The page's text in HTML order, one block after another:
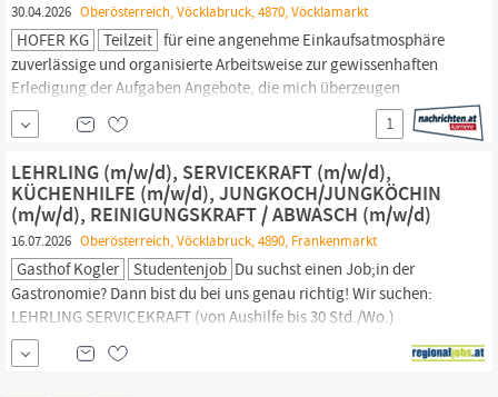
30.04.2026 Oberösterreich, Vöcklabruck, 4870, Vöcklamarkt
HOFER KG Teilzeit für eine angenehme Einkaufsatmosphäre
zuverlässige und organisierte Arbeitsweise zur gewissenhaften
Erledigung der Aufgaben Angebote, die mich überzeugen
attraktive Teilzeitoptionen, auch als
geeignet
vielseitiges Tätigkeitsfeld umfangreiche Einarbeitung und
individuelles Onboarding top ausgestattet mit Headset und
immer verbunden mit dem...
1
LEHRLING (m/w/d), SERVICEKRAFT (m/w/d),
KÜCHENHILFE (m/w/d), JUNGKOCH/JUNGKÖCHIN
(m/w/d), REINIGUNGSKRAFT / ABWASCH (m/w/d)
16.07.2026 Oberösterreich, Vöcklabruck, 4890, Frankenmarkt
Gasthof Kogler Studentenjob Du suchst einen Job;in der
Gastronomie? Dann bist du bei uns genau richtig! Wir suchen:
LEHRLING SERVICEKRAFT (von Aushilfe bis 30 Std./Wo.)
KÜCHENHILFE (von geringfügig bis 40 Std./Wo.)
JUNGKOCH/JUNGKÖCHIN REINIGUNGSKRAFT / ABWASCH;(von